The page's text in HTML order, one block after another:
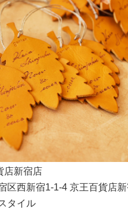
店新宿店
区西新宿1-1-4 京王百貨店
タイル